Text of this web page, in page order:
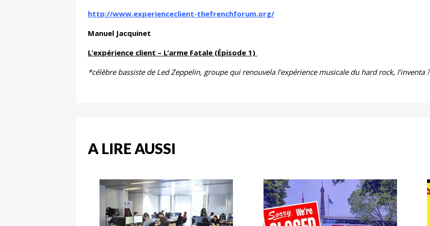
http://www.experienceclient-thefrenchforum.org/
Manuel Jacquinet
L’expérience client – L’arme Fatale (Épisode 1)
*célèbre bassiste de Led Zeppelin, groupe qui renouvela l’expérience musicale du hard rock, l’inventa ?
A LIRE AUSSI